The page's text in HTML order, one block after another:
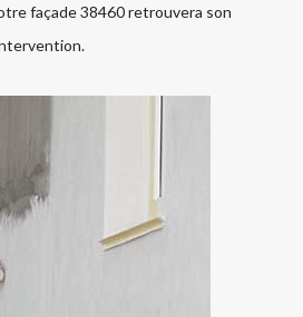
façade 38460 retrouvera son